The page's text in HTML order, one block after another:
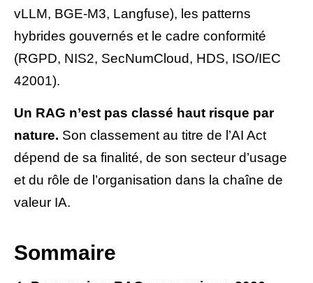
vLLM, BGE-M3, Langfuse), les patterns
hybrides gouvernés et le cadre conformité
(RGPD, NIS2, SecNumCloud, HDS, ISO/IEC
42001).
Un RAG n’est pas classé haut risque par
nature. Son classement au titre de l’AI Act
dépend de sa finalité, de son secteur d’usage
et du rôle de l’organisation dans la chaîne de
valeur IA.
Sommaire